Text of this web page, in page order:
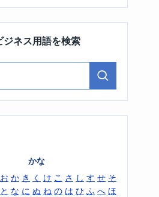
ジネス用語を検索
かな
お か き く け こ さ し す せ そ
と な に ぬ ね の は ひ ふ へ ほ